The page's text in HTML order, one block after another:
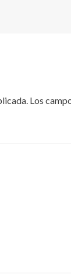
Los